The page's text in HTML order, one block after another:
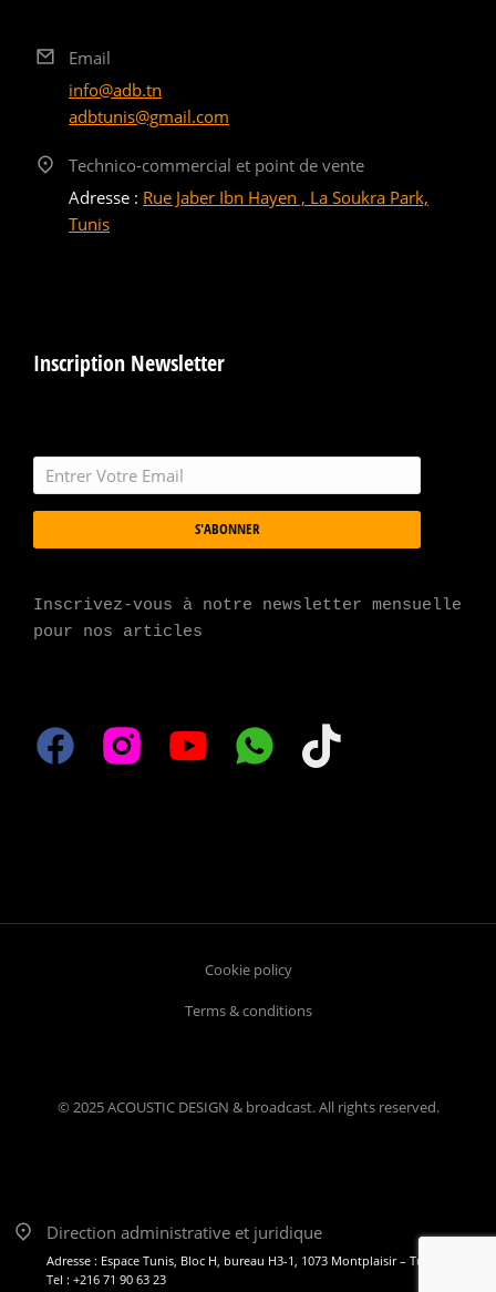
Email
info@adb.tn
adbtunis@gmail.com
Technico-commercial et point de vente
Adresse : Rue Jaber Ibn Hayen , La Soukra Park,
Tunis
Inscription Newsletter
S'ABONNER
Inscrivez-vous à notre newsletter mensuelle
pour nos articles
© 2025 ACOUSTIC DESIGN & broadcast. All rights reserved.
Cookie policy
Terms & conditions
Direction administrative et juridique
Adresse : Espace Tunis, Bloc H, bureau H3-1, 1073 Montplaisir – Tunis
Tel : +216 71 90 63 23